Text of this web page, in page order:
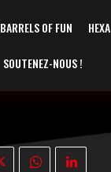
BARRELS OF FUN HEXA
SOUTENEZ-NOUS !